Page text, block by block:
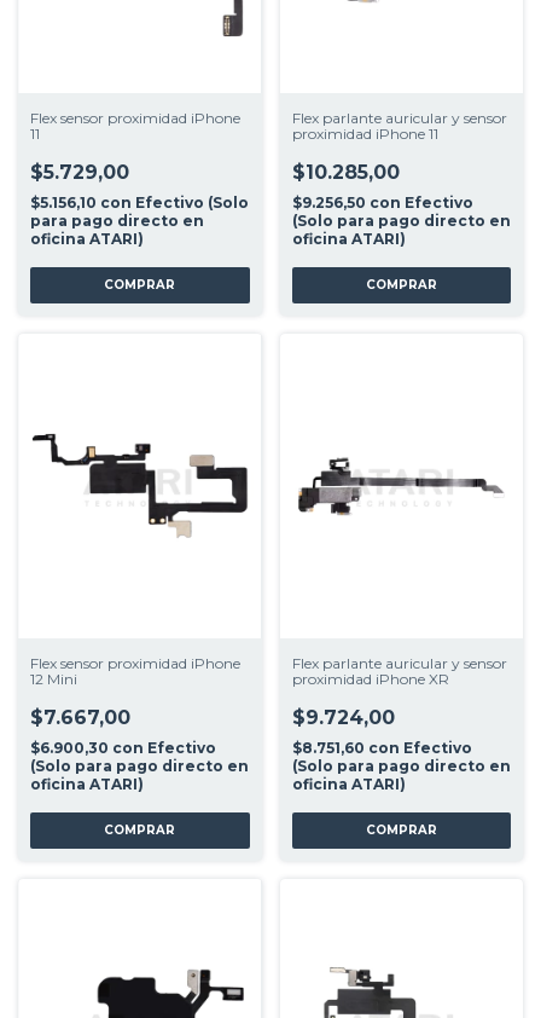
Flex sensor proximidad iPhone
11
$5.729,00
$5.156,10 con Efectivo (Solo
para pago directo en
oficina ATARI)
Flex parlante auricular y sensor
proximidad iPhone 11
$10.285,00
$9.256,50 con Efectivo
(Solo para pago directo en
oficina ATARI)
COMPRAR
Flex sensor proximidad iPhone
12 Mini
$7.667,00
$6.900,30 con Efectivo
(Solo para pago directo en
oficina ATARI)
Flex parlante auricular y sensor
proximidad iPhone XR
$9.724,00
$8.751,60 con Efectivo
(Solo para pago directo en
oficina ATARI)
COMPRAR